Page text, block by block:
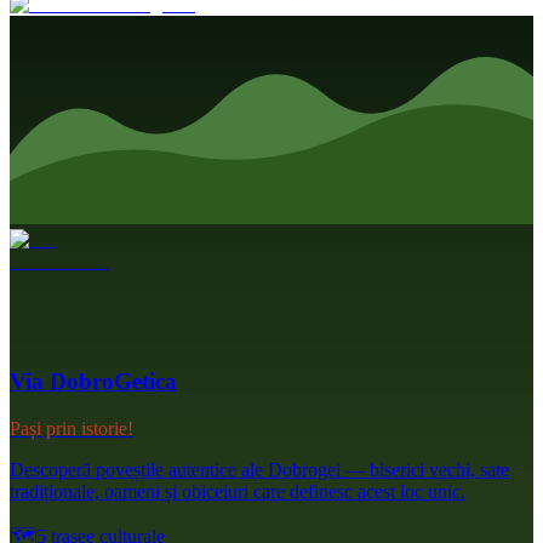
Via DobroGetica
Pași prin istorie!
Descoperă poveștile autentice ale Dobrogei — biserici vechi, sate
tradiționale, oameni și obiceiuri care definesc acest loc unic.
🗺️5 trasee culturale